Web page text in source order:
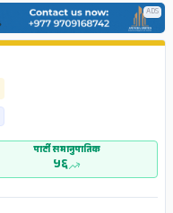
ADS
पार्टी समानुपातिक
५६